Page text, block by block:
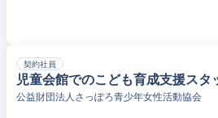
契約社員
児童会館でのこども育成支援スタ
公益財団法人さっぽろ青少年女性活動協会